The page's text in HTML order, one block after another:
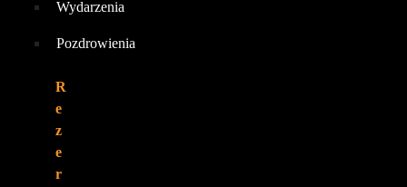
Wydarzenia
Pozdrowienia
R
e
z
e
r